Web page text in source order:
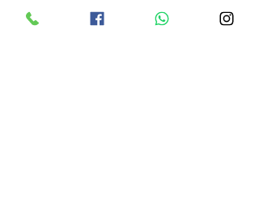
horário de funcionamento das 8h às